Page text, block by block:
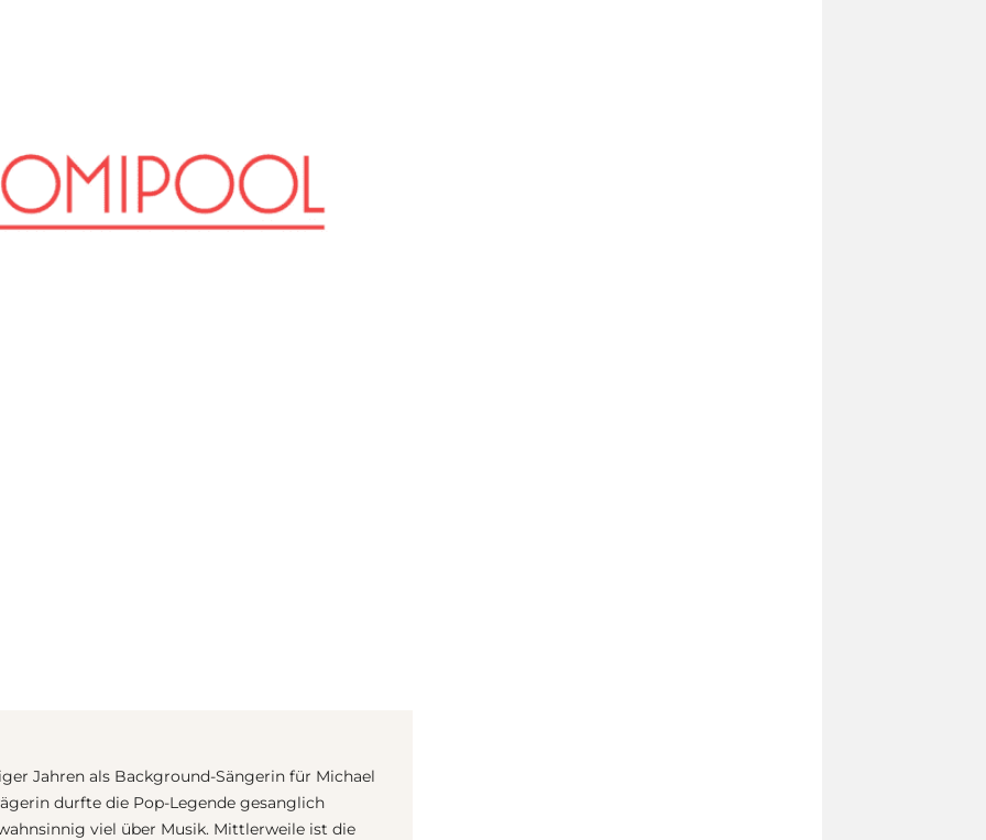
Jahren als Background-Sängerin für Michael
durfte die Pop-Legende gesanglich
viel über Musik. Mittlerweile ist die